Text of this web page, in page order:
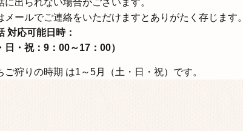
に出られない場合がございます。
メールでご連絡をいただけますとありがたく存じます。
対応可能日時：
⽇・祝：9：00～17：00）
狩りの時期 は1～5⽉（⼟・⽇・祝）です。